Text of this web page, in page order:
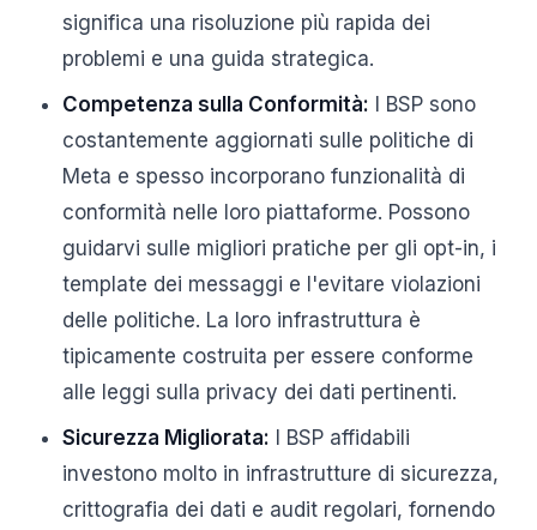
significa una risoluzione più rapida dei
problemi e una guida strategica.
Competenza sulla Conformità: I BSP sono
costantemente aggiornati sulle politiche di
Meta e spesso incorporano funzionalità di
conformità nelle loro piattaforme. Possono
guidarvi sulle migliori pratiche per gli opt-in, i
template dei messaggi e l'evitare violazioni
delle politiche. La loro infrastruttura è
tipicamente costruita per essere conforme
alle leggi sulla privacy dei dati pertinenti.
Sicurezza Migliorata: I BSP affidabili
investono molto in infrastrutture di sicurezza,
crittografia dei dati e audit regolari, fornendo